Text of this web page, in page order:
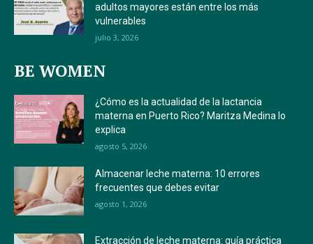
adultos mayores están entre los más
vulnerables
julio 3, 2026
BE WOMEN
¿Cómo es la actualidad de la lactancia
materna en Puerto Rico? Maritza Medina lo
explica
agosto 5, 2026
Almacenar leche materna: 10 errores
frecuentes que debes evitar
agosto 1, 2026
Extracción de leche materna: guía práctica